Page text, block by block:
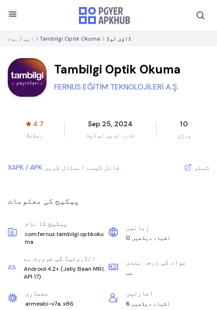
ہوم ایپ Tambilgi Optik Okuma ڈاؤن لوڈ
Tambilgi Optik Okuma
FERNUS EĞİTİM TEKNOLOJİLERİ A.Ş.
4.7
ریٹنگ
Sep 25, 2024
تازہ ترین اپ ڈیٹ
1.0
ورژن
XAPK / APK فائل کیسے انسٹال کریں شیئر
پیکیج کی معلومات
پیکیج کا نام
com.fernus.tambilgi.optikoku
ma
زبانیں
0 اشیاء دیکھیں
انڈروئیڈ کی ضرورت ہے
Android 4.2+ (Jelly Bean MR1,
API 17)
مواد کی درجہ بندی
سب
معماری
armeabi-v7a, x86
اجازتیں
6 اشیاء دیکھیں